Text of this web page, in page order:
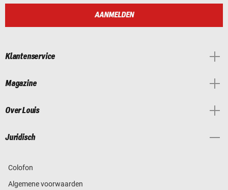
AANMELDEN
Klantenservice
Magazine
Over Louis
Juridisch
Colofon
Algemene voorwaarden